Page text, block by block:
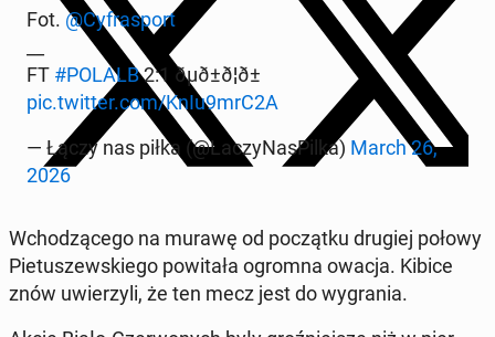
Fot. @Cyfras­port
FT #POLALB2:1 ðµð±ð¦ð±
pic.twitter.com/KnIu9mrC2A
— Łączy nas piłka (@Laczy­NasPilka) March 26,
2026
Wchodzącego na murawę od początku drugiej połowy
Pietuszewskiego pow­itała ogromna owacja. Kibice
znów uwierzyli, że ten mecz jest do wygra­nia.